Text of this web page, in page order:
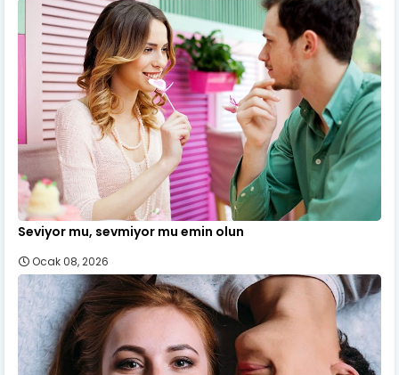
Seviyor mu, sevmiyor mu emin olun
Ocak 08, 2026